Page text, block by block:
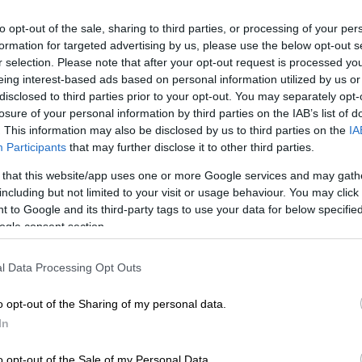
opt-out of the sale, sharing to third parties, or processing of your
for targeted advertising by us, please use the below opt-out
selection. Please note that after your opt-out request is processed
interest-based ads based on personal information utilized by us
to third parties prior to your opt-out. You may separately
of your personal information by third parties on the IAB’s list of
This information may also be disclosed by us to third parties on the
Participants that may further disclose it to other third parties.
that this website/app uses one or more Google services and may
but not limited to your visit or usage behaviour. You may
to Google and its third-party tags to use your data for below
consent section.
Data Processing Opt Outs
opt-out of the Sharing of my personal data.
opt-out of the Sale of my Personal Data.
που είμαστε Μάρτυρες του
για 3-4 συναυλίες 40 εκατομμύρια
Πέρασαν 4 μήνες και έγραψαν οι
έκανε αυτό και οι
αυτό τα παιδιά μου; Το φαντάζεσαι;
ότι ο πατέρας μου μας έλεγε τόσα».